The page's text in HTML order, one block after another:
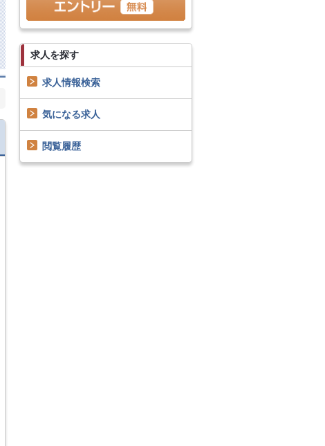
求人を探す
求人情報検索
気になる求人
閲覧履歴